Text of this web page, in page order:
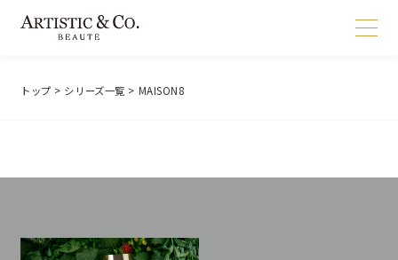
トップ > シリーズ一覧 > MAISON8